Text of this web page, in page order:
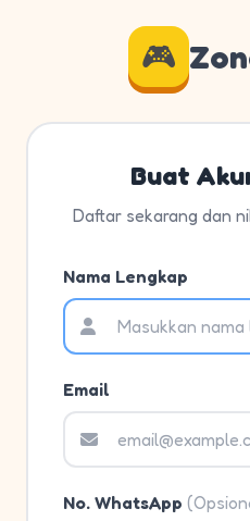
🎮
Buat
Daftar sekarang dan
Nama Lengkap
Email
No. WhatsApp